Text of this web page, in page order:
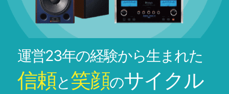
運営23年の経験から生まれた
信頼と笑顔のサイクル